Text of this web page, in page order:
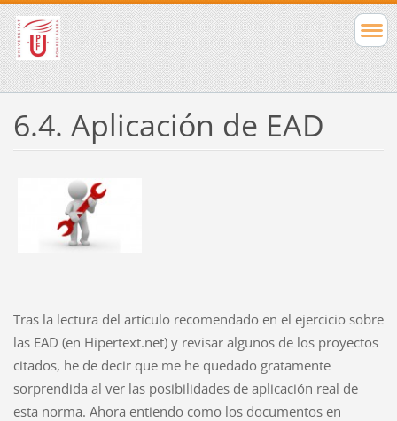
6.4. Aplicación de EAD
Tras la lectura del artículo recomendado en el ejercicio sobre
las EAD (en Hipertext.net) y revisar algunos de los proyectos
citados, he de decir que me he quedado gratamente
sorprendida al ver las posibilidades de aplicación real de
esta norma. Ahora entiendo como los documentos en